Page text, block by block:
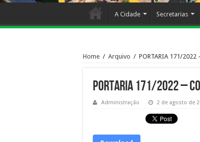
A Cidade Secretarias
Home / Arquivo / PORTARIA 171/2022
PORTARIA 171/2022 –
Administração 2 de agosto de